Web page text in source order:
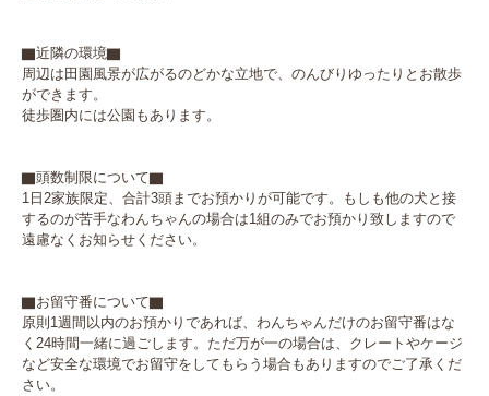
▇近隣の環境▇
周辺は田園風景が広がるのどかな立地で、のんびりゆったりとお散歩
ができます。
徒歩圏内には公園もあります。
▇頭数制限について▇
1日2家族限定、合計3頭までお預かりが可能です。もしも他の犬と接
するのが苦手なわんちゃんの場合は1組のみでお預かり致しますので
遠慮なくお知らせください。
▇お留守番について▇
原則1週間以内のお預かりであれば、わんちゃんだけのお留守番はな
く24時間一緒に過ごします。ただ万が一の場合は、クレートやケージ
など安全な環境でお留守をしてもらう場合もありますのでご了承くだ
さい。